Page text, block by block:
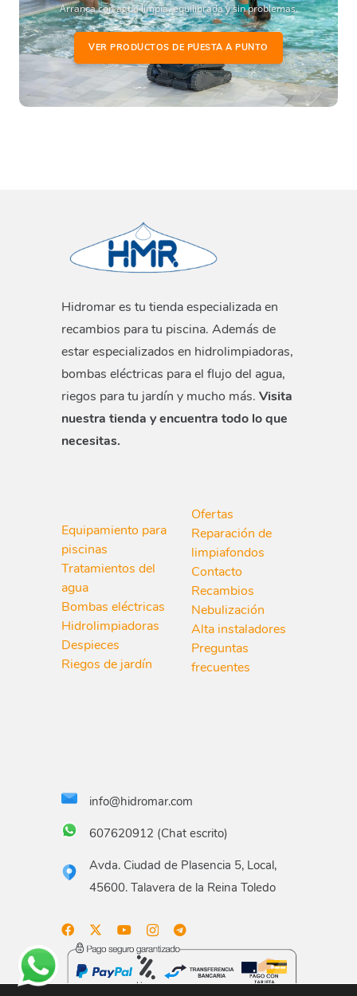
Arranca con agua limpia, equilibrada y sin problemas.
VER PRODUCTOS DE PUESTA A PUNTO
Hidromar es tu tienda especializada en
recambios para tu piscina. Además de
estar especializados en hidrolimpiadoras,
bombas eléctricas para el flujo del agua,
riegos para tu jardín y mucho más. Visita
nuestra tienda y encuentra todo lo que
necesitas.
Equipamiento para
piscinas
Tratamientos del
agua
Bombas eléctricas
Hidrolimpiadoras
Despieces
Riegos de jardín
Ofertas
Reparación de
limpiafondos
Contacto
Recambios
Nebulización
Alta instaladores
Preguntas
frecuentes
info@hidromar.com
607620912 (Chat escrito)
Avda. Ciudad de Plasencia 5, Local,
45600. Talavera de la Reina Toledo